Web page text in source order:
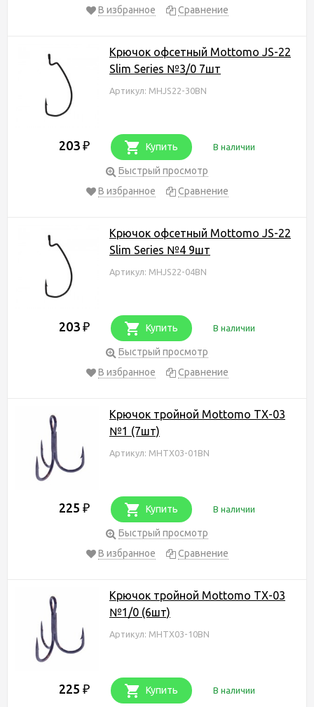
В избранное
Сравнение
Крючок офсетный Mottomo JS-22
Slim Series №3/0 7шт
Артикул: MHJS22-30BN
203 ₽ Купить В наличии
Быстрый просмотр
В избранное
Сравнение
Крючок офсетный Mottomo JS-22
Slim Series №4 9шт
Артикул: MHJS22-04BN
203 ₽ Купить В наличии
Быстрый просмотр
В избранное
Сравнение
Крючок тройной Mottomo TX-03
№1 (7шт)
Артикул: MHTX03-01BN
225 ₽ Купить В наличии
Быстрый просмотр
В избранное
Сравнение
Крючок тройной Mottomo TX-03
№1/0 (6шт)
Артикул: MHTX03-10BN
225 ₽ Купить В наличии